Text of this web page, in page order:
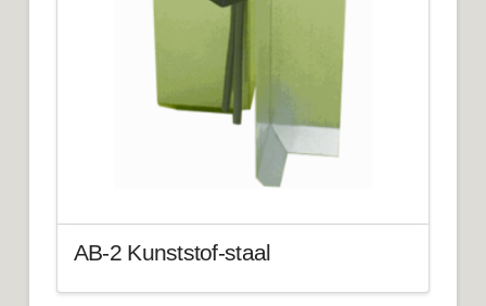
AB-2 Kunststof-staal